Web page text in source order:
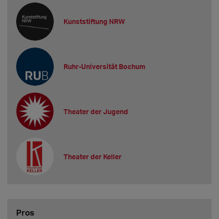
Kunststiftung NRW
Ruhr-Universität Bochum
Theater der Jugend
Theater der Keller
Pros